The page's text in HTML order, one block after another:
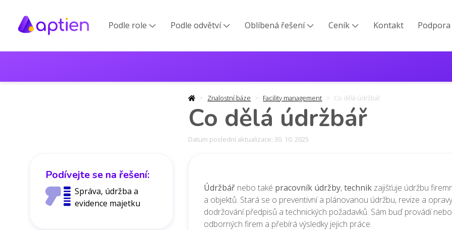
Podle role  Podle odvětví  Oblíbená řešení  Ceník  Kontakt Podpora
Znalostní báze Facility management Co dělá údržbář
Co dělá údržbář
Datum poslední aktualizace: 30. 10. 2025
Podívejte se na řešení:
Správa, údržba a
evidence majetku
Údržbář nebo také pracovník údržby,technik zajišťuje údržbu
a objektů. Stará se o preventivní a plánovanou údržbu, revize a
dodržování předpisů a technických požadavků. Sám buď provádí
odborných firem a přebírá výsledky jejich práce.